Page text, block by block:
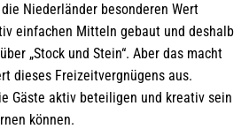
Niederländer besonderen Wert
einfachen Mitteln gebaut und deshalb
„Stock und Stein“. Aber das macht
dieses Freizeitvergnügens aus.
Gäste aktiv beteiligen und kreativ sein
können.